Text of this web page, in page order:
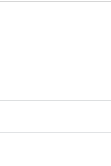
' 무더위, 열대야 계속[다
…쇄신의 기회로 삼겠다"
회 "실망과 걱정 안겨드려
대 150㎜ 비